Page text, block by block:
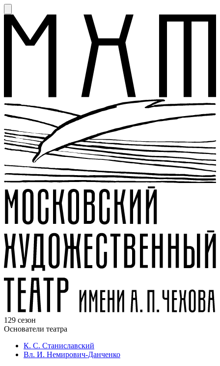
129 сезон
Основатели театра
К. С. Станиславский
Вл. И. Немирович-Данченко